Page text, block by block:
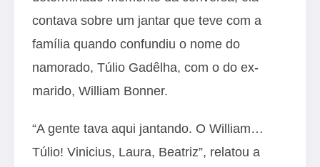
contava sobre um jantar que teve com a
família quando confundiu o nome do
namorado, Túlio Gadêlha, com o do ex-
marido, William Bonner.
“A gente tava aqui jantando. O William…
Túlio! Vinicius, Laura, Beatriz”, relatou a